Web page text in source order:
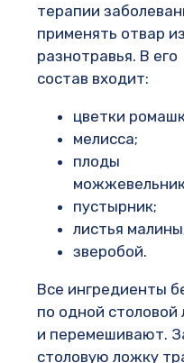
терапии
применять отвар из
разнотравья. В его
состав входит:
цветки
мелисса;
плоды
пустырник;
листья
зверобой.
Все ингредиенты
по одной столовой
и перемешивают.
столовую ложку